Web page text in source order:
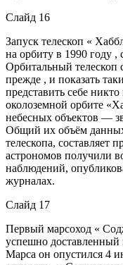
Слайд 16
Запуск телескоп «
на орбиту в 1990 году ,
Орбитальный телескоп
прежде , и показать
представить себе
околоземной орбите
небесных объектов —
Общий их объём
телескопа, составляет
астрономов получили
наблюдений,
журналах.
Слайд 17
Первый марсоход «
успешно доставленный
Марса он опустился 4